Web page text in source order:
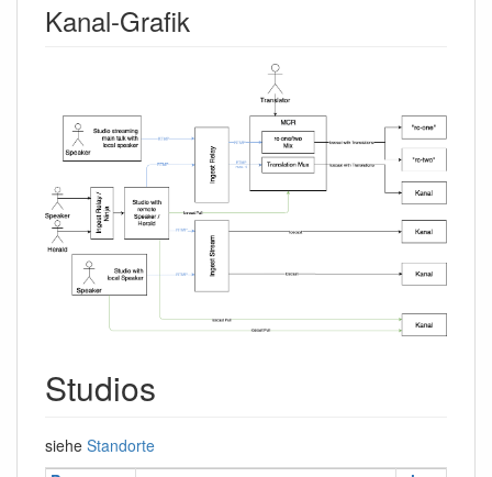
Kanal-Grafik
Studios
siehe Standorte